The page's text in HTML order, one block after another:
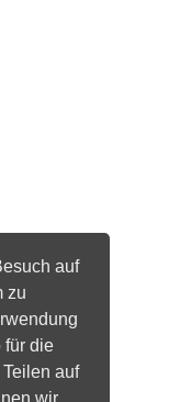
auf
zu
für die
auf
wir